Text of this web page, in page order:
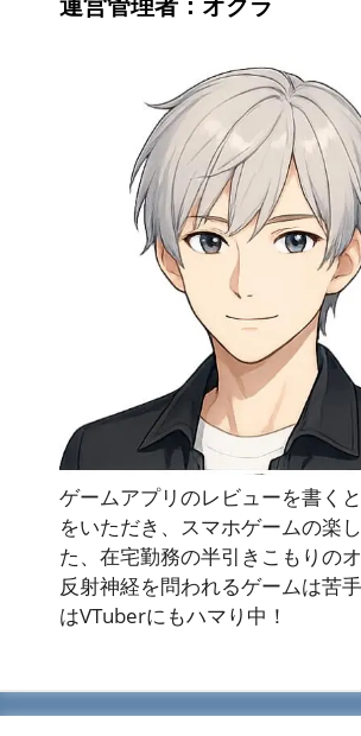
ゲームアプリのレビューを書く
をいただき、スマホゲームの楽
た、在宅勤務の半引きこもりのオ
反射神経を問われるゲームは苦
はVTuberにもハマり中！